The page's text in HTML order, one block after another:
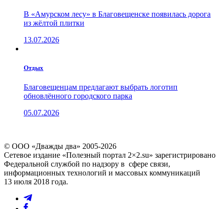
В «Амурском лесу» в Благовещенске появилась дорога
из жёлтой плитки
13.07.2026
Отдых
Благовещенцам предлагают выбрать логотип
обновлённого городского парка
05.07.2026
© ООО «Дважды два» 2005-2026
Сетевое издание «Полезный портал 2×2.su» зарегистрировано
Федеральной службой по надзору в сфере связи,
информационных технологий и массовых коммуникаций
13 июля 2018 года.